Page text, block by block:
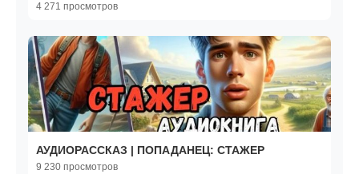
4 271 просмотров
АУДИОРАССКАЗ | ПОПАДАНЕЦ: СТАЖЕР
9 230 просмотров